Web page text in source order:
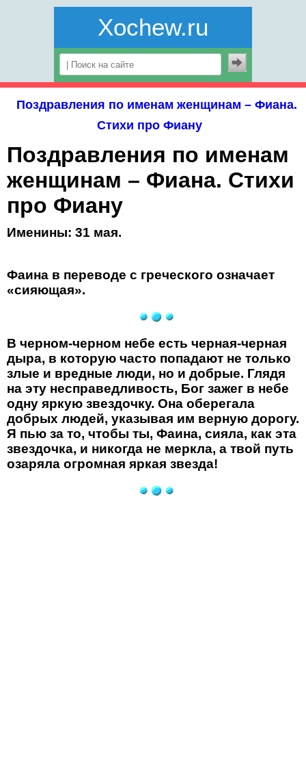
Xochew.ru
Поздравления по именам женщинам – Фиана.
Стихи про Фиану
Поздравления по именам
женщинам – Фиана. Стихи
про Фиану
Именины: 31 мая.
Фаина в переводе с греческого означает
«сияющая».
В черном-черном небе есть черная-черная
дыра, в которую часто попадают не только
злые и вредные люди, но и добрые. Глядя
на эту несправедливость, Бог зажег в небе
одну яркую звездочку. Она оберегала
добрых людей, указывая им верную дорогу.
Я пью за то, чтобы ты, Фаина, сияла, как эта
звездочка, и никогда не меркла, а твой путь
озаряла огромная яркая звезда!